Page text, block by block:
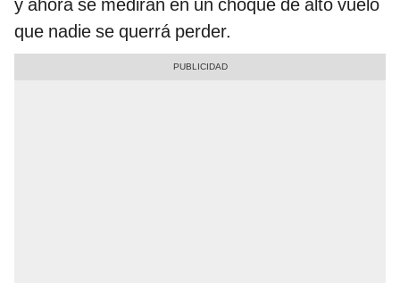
y ahora se medirán en un choque de alto vuelo
que nadie se querrá perder.